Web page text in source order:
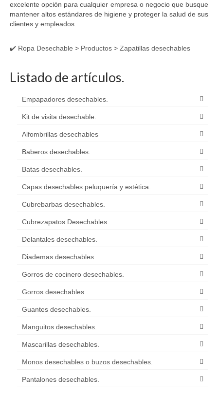
excelente opción para cualquier empresa o negocio que busque
mantener altos estándares de higiene y proteger la salud de sus
clientes y empleados.
✔️ Ropa Desechable > Productos > Zapatillas desechables
Listado de artículos.
Empapadores desechables.
Kit de visita desechable.
Alfombrillas desechables
Baberos desechables.
Batas desechables.
Capas desechables peluquería y estética.
Cubrebarbas desechables.
Cubrezapatos Desechables.
Delantales desechables.
Diademas desechables.
Gorros de cocinero desechables.
Gorros desechables
Guantes desechables.
Manguitos desechables.
Mascarillas desechables.
Monos desechables o buzos desechables.
Pantalones desechables.